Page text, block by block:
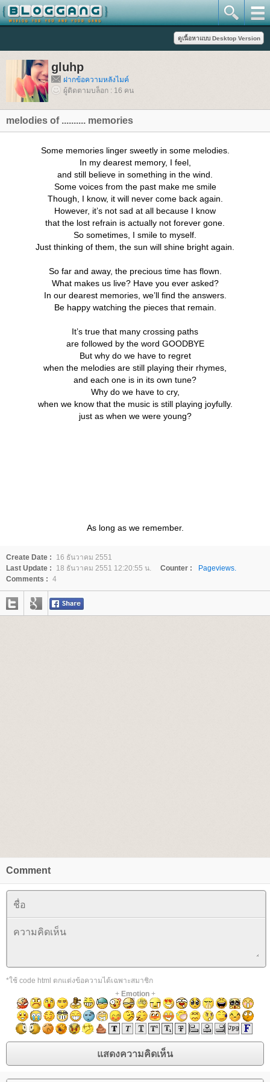
gluhp
ฝากข้อความหลังไมค์
ผู้ติดตามบล็อก : 16 คน
melodies of .......... memories
Some memories linger sweetly in some melodies.
In my dearest memory, I feel,
and still believe in something in the wind.
Some voices from the past make me smile
Though, I know, it will never come back again.
However, it’s not sad at all because I know
that the lost refrain is actually not forever gone.
So sometimes, I smile to myself.
Just thinking of them, the sun will shine bright again.
So far and away, the precious time has flown.
What makes us live? Have you ever asked?
In our dearest memories, we’ll find the answers.
Be happy watching the pieces that remain.
It’s true that many crossing paths
are followed by the word GOODBYE
But why do we have to regret
when the melodies are still playing their rhymes,
and each one is in its own tune?
Why do we have to cry,
when we know that the music is still playing joyfully.
just as when we were young?
As long as we remember.
Create Date :
16 ธันวาคม 2551
Last Update :
18 ธันวาคม 2551 12:20:55 น. Counter :
Pageviews.
Comments : 4
Comment
*ใช้ code html ตกแต่งข้อความได้เฉพาะสมาชิก
+ Emotion+